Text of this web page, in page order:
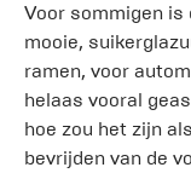
Voor sommigen
mooie,
ramen, voor
helaas vooral
hoe zou het zijn
bevrijden van de